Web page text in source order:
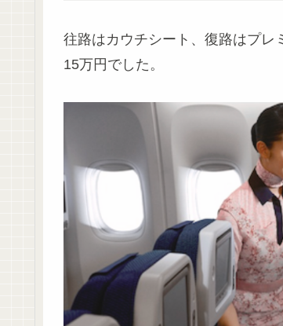
往路はカウチシート、復路はプレ
15万円でした。